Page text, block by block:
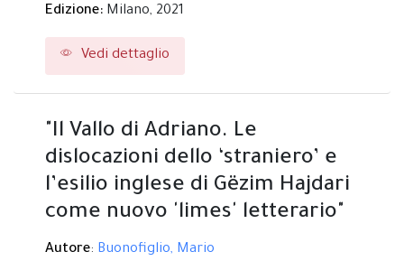
Edizione: Milano, 2021
Vedi dettaglio
"Il Vallo di Adriano. Le
dislocazioni dello ‘straniero’ e
l’esilio inglese di Gëzim Hajdari
come nuovo 'limes' letterario"
Autore: Buonofiglio, Mario